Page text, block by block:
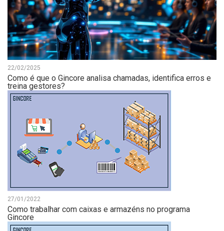
22/02/2025
Como é que o Gincore analisa chamadas, identifica erros e
treina gestores?
27/01/2022
Como trabalhar com caixas e armazéns no programa
Gincore